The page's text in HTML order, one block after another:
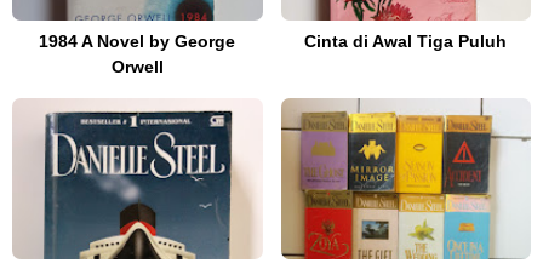
1984 A Novel by George
Orwell
Cinta di Awal Tiga Puluh